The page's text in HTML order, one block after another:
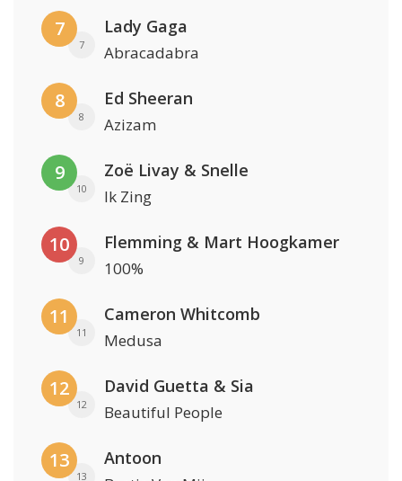
7
7
Lady Gaga
Abracadabra
8
8
Ed Sheeran
Azizam
9
10
Zoë Livay & Snelle
Ik Zing
10
9
Flemming & Mart Hoogkamer
100%
11
11
Cameron Whitcomb
Medusa
12
12
David Guetta & Sia
Beautiful People
13
13
Antoon